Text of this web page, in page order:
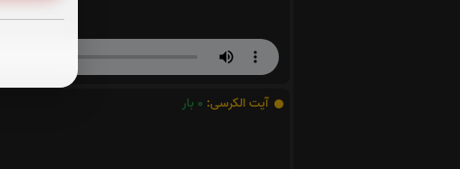
آیت الکرسی: 0 بار